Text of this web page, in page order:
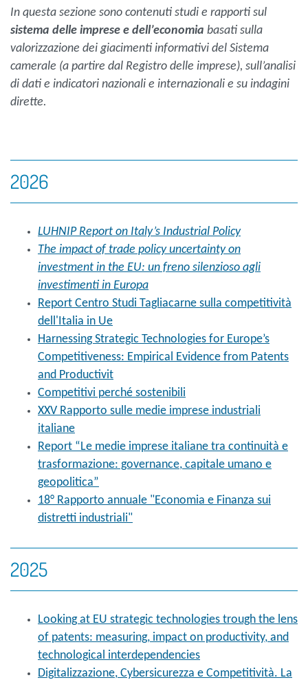
In questa sezione sono contenuti studi e rapporti sul
sistema delle imprese e dell’economia basati sulla
valorizzazione dei giacimenti informativi del Sistema
camerale (a partire dal Registro delle imprese), sull’analisi
di dati e indicatori nazionali e internazionali e su indagini
dirette.
2026
LUHNIP Report on Italy’s Industrial Policy
The impact of trade policy uncertainty on
investment in the EU: un freno silenzioso agli
investimenti in Europa
Report Centro Studi Tagliacarne sulla competitività
dell'Italia in Ue
Harnessing Strategic Technologies for Europe’s
Competitiveness: Empirical Evidence from Patents
and Productivit
Competitivi perché sostenibili
XXV Rapporto sulle medie imprese industriali
italiane
Report “Le medie imprese italiane tra continuità e
trasformazione: governance, capitale umano e
geopolitica”
18° Rapporto annuale "Economia e Finanza sui
distretti industriali"
2025
Looking at EU strategic technologies trough the lens
of patents: measuring, impact on productivity, and
technological interdependencies
Digitalizzazione, Cybersicurezza e Competitività. La